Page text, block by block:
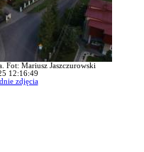
Fot: Mariusz Jaszczurowski
12:16:49
zdjęcia